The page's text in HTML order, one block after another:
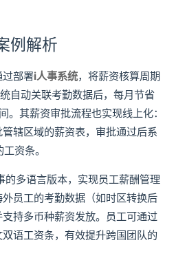
例解析
过部署i人事系统，将薪资核算周期
自动关联考勤数据后，每月节省
。其薪资审批流程也实现线上化：
辖区域的薪资表，审批通过后系
资条。
的多语言版本，实现员工薪酬管理
员工的考勤数据（如时区转换后
持多币种薪资发放。员工可通过
语工资条，有效提升跨国团队的